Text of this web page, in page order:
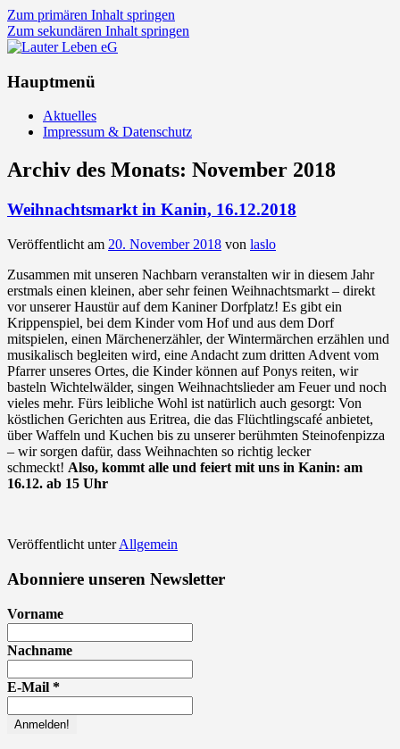
Zum primären Inhalt springen
Zum sekundären Inhalt springen
Lauter Leben eG
Hauptmenü
Aktuelles
Impressum & Datenschutz
Archiv des Monats: November 2018
Weihnachtsmarkt in Kanin, 16.12.2018
Veröffentlicht am 20. November 2018 von laslo
Zusammen mit unseren Nachbarn veranstalten wir in diesem Jahr
erstmals einen kleinen, aber sehr feinen Weihnachtsmarkt – direkt
vor unserer Haustür auf dem Kaniner Dorfplatz! Es gibt ein
Krippenspiel, bei dem Kinder vom Hof und aus dem Dorf
mitspielen, einen Märchenerzähler, der Wintermärchen erzählen und
musikalisch begleiten wird, eine Andacht zum dritten Advent vom
Pfarrer unseres Ortes, die Kinder können auf Ponys reiten, wir
basteln Wichtelwälder, singen Weihnachtslieder am Feuer und noch
vieles mehr. Fürs leibliche Wohl ist natürlich auch gesorgt: Von
köstlichen Gerichten aus Eritrea, die das Flüchtlingscafé anbietet,
über Waffeln und Kuchen bis zu unserer berühmten Steinofenpizza
– wir sorgen dafür, dass Weihnachten so richtig lecker
schmeckt! Also, kommt alle und feiert mit uns in Kanin: am
16.12. ab 15 Uhr
Veröffentlicht unter Allgemein
Abonniere unseren Newsletter
Vorname
Nachname
E-Mail *